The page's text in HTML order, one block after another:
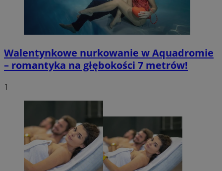
Walentynkowe nurkowanie w Aquadromie
– romantyka na głębokości 7 metrów!
1